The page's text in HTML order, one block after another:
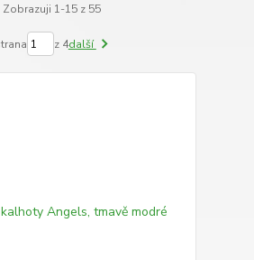
Zobrazuji 1-15 z 55
z 4další